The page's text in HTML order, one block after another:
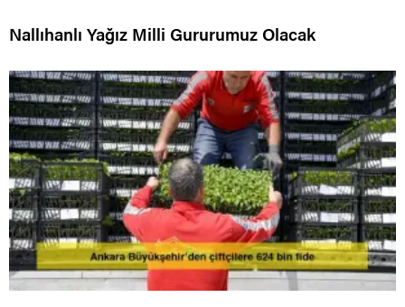
Nallıhanlı Yağız Milli Gururumuz Olacak